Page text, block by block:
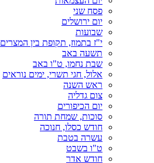
פסח שני
יום ירושלים
שבועות
י"ז בתמוז, תקופת בין המצרים
תשעה באב
שבת נחמו, ט"ו באב
אלול, חגי תשרי, ימים נוראים
ראש השנה
צום גדליה
יום הכיפורים
סוכות, שמחת תורה
חודש כסלו, חנוכה
עשרה בטבת
ט"ו בשבט
חודש אדר